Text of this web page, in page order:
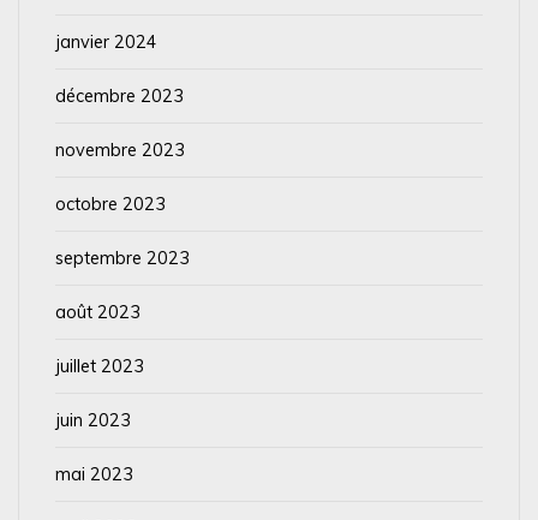
janvier 2024
décembre 2023
novembre 2023
octobre 2023
septembre 2023
août 2023
juillet 2023
juin 2023
mai 2023